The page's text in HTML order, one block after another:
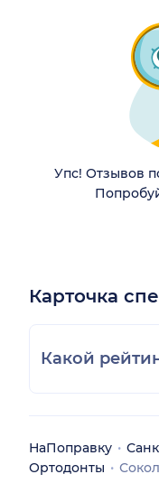
Упс! Отзывов
Карточка
Какой
НаПоправку
Ортодонты